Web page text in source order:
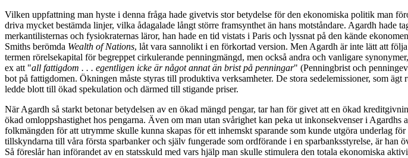
Vilken uppfattning man hyste i denna fråga hade givetvis stor betydelse för den ekonomiska politik man
driva mycket bestämda linjer, vilka ådagalade långt större framsynthet än hans motståndare. Agardh
merkantilisternas och fysiokraternas läror, han hade en tid vistats i Paris och lyssnat på den kände
Smiths berömda Wealth of Nations, låt vara sannolikt i en förkortad version. Men Agardh är inte lätt att
termen rörelsekapital för begreppet cirkulerande penningmängd, men också andra och vanligare
ex att "all fattigdom . . . egentligen icke är något annat än brist på penningar" (Penningbrist och
bot på fattigdomen. Ökningen måste styras till produktiva verksamheter. De stora sedelemissioner, som
ledde blott till ökad spekulation och därmed till stigande priser.
När Agardh så starkt betonar betydelsen av en ökad mängd pengar, tar han för givet att en ökad
ökad omloppshastighet hos pengarna. Även om man utan svårighet kan peka ut inkonsekvenser i
folkmängden för att utrymme skulle kunna skapas för ett inhemskt sparande som kunde utgöra underlag
tillskyndarna till våra första sparbanker och själv fungerade som ordförande i en sparbanksstyrelse, är
Så föreslår han införandet av en statsskuld med vars hjälp man skulle stimulera den totala ekonomiska